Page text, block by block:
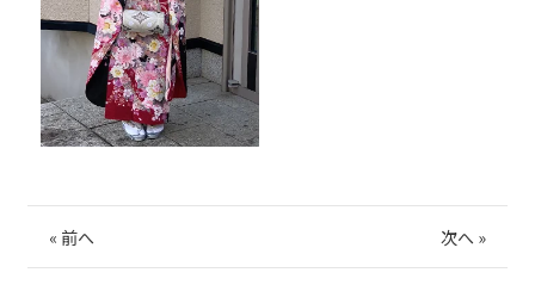
« 前へ 次へ »